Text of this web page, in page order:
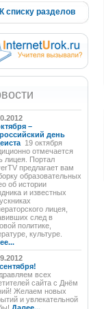
списку разделов
–
день
19 октября
отмечается
лицея. Портал
предлагает вам
образовательных
об истории
и известных
лицея,
след в
политике,
культуре.
всех
сайта с Днём
Желаем новых
и увлекательной